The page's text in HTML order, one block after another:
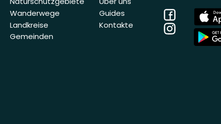
Wanderwege
Landkreise
Gemeinden
Guides
Kontakte
Facebook
Instagram
App
Store
App
Store